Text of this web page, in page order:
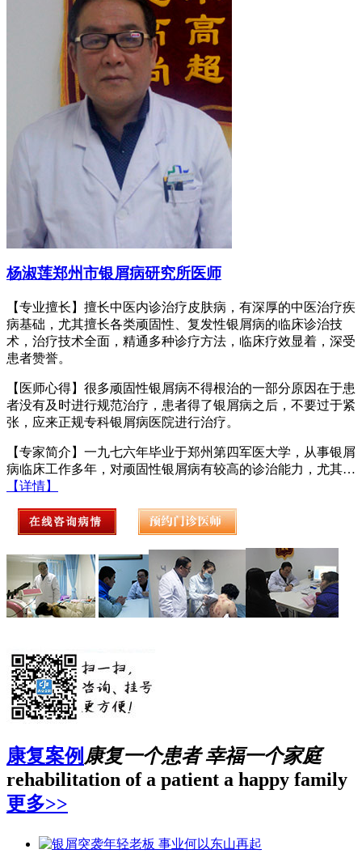
杨淑莲郑州市银屑病研究所医师
【专业擅长】擅长中医内诊治疗皮肤病，有深厚的中医治疗疾
病基础，尤其擅长各类顽固性、复发性银屑病的临床诊治技
术，治疗技术全面，精通多种诊疗方法，临床疗效显着，深受
患者赞誉。
【医师心得】很多顽固性银屑病不得根治的一部分原因在于患
者没有及时进行规范治疗，患者得了银屑病之后，不要过于紧
张，应来正规专科银屑病医院进行治疗。
【专家简介】一九七六年毕业于郑州第四军医大学，从事银屑
病临床工作多年，对顽固性银屑病有较高的诊治能力，尤其…
【详情】
康复案例 康复一个患者 幸福一个家庭
rehabilitation of a patient a happy family
更多>>